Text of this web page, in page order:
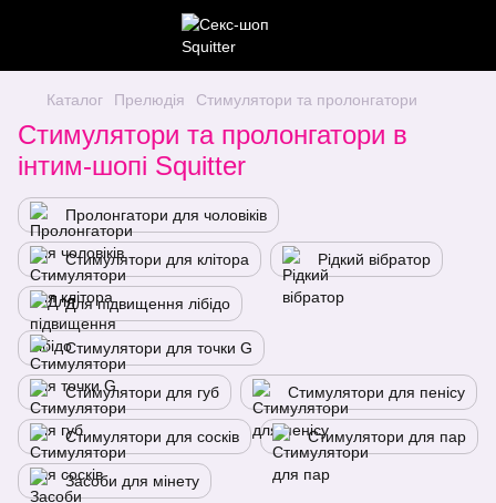
Каталог Прелюдія Стимулятори та пролонгатори
Стимулятори та пролонгатори в
інтим-шопі Squitter
Пролонгатори для чоловіків
Стимулятори для клітора Рідкий вібратор
Для підвищення лібідо
Стимулятори для точки G
Стимулятори для губ Стимулятори для пенісу
Стимулятори для сосків Стимулятори для пар
Засоби для мінету